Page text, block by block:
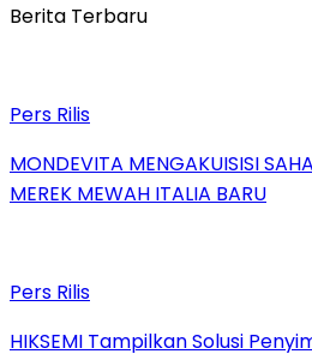
Berita Terbaru
Pers Rilis
MONDEVITA MENGAKUISISI
MEREK MEWAH ITALIA BARU
Pers Rilis
HIKSEMI Tampilkan Solusi